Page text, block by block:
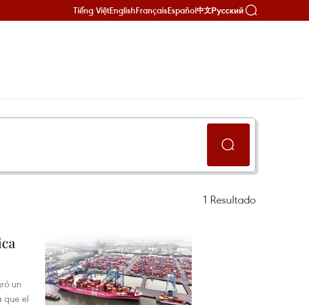
Tiếng ViệtEnglishFrançaisEspañol中文Русский
1 Resultado
un
que el